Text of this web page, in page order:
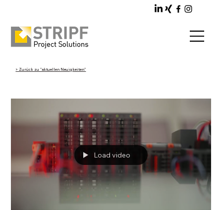
> Zurück zu "aktuellen Neuigkeiten"
Load video